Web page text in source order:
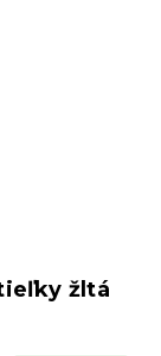
žltá